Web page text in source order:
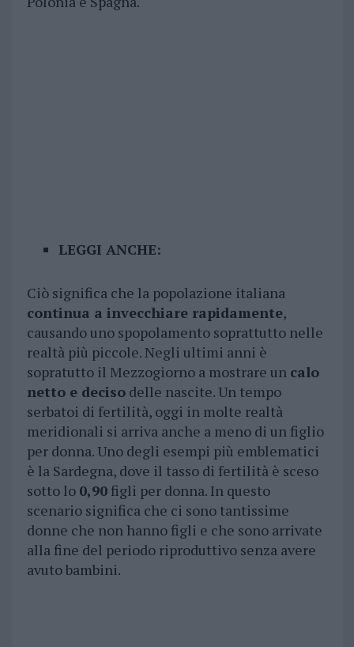
LEGGI ANCHE:
Ciò significa che la popolazione italiana
continua a invecchiare rapidamente,
causando uno spopolamento soprattutto nelle
realtà più piccole. Negli ultimi anni è
sopratutto il Mezzogiorno a mostrare un calo
netto e decisodelle nascite. Un tempo
serbatoi di fertilità, oggi in molte realtà
meridionali si arriva anche a meno di un figlio
per donna. Uno degli esempi più emblematici
è la Sardegna, dove il tasso di fertilità è sceso
sotto lo 0,90figli per donna. In questo
scenario significa che ci sono tantissime
donne che non hanno figli e che sono arrivate
alla fine del periodo riproduttivo senza avere
avuto bambini.